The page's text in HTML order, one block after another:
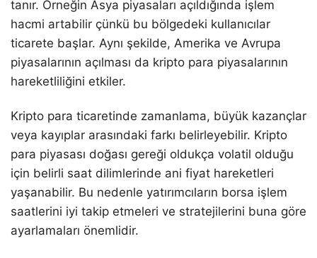
tanır. Örneğin Asya piyasaları açıldığında işlem
hacmi artabilir çünkü bu bölgedeki kullanıcılar
ticarete başlar. Aynı şekilde, Amerika ve Avrupa
piyasalarının açılması da kripto para piyasalarının
hareketliliğini etkiler.
Kripto para ticaretinde zamanlama, büyük kazançlar
veya kayıplar arasındaki farkı belirleyebilir. Kripto
para piyasası doğası gereği oldukça volatil olduğu
için belirli saat dilimlerinde ani fiyat hareketleri
yaşanabilir. Bu nedenle yatırımcıların borsa işlem
saatlerini iyi takip etmeleri ve stratejilerini buna göre
ayarlamaları önemlidir.